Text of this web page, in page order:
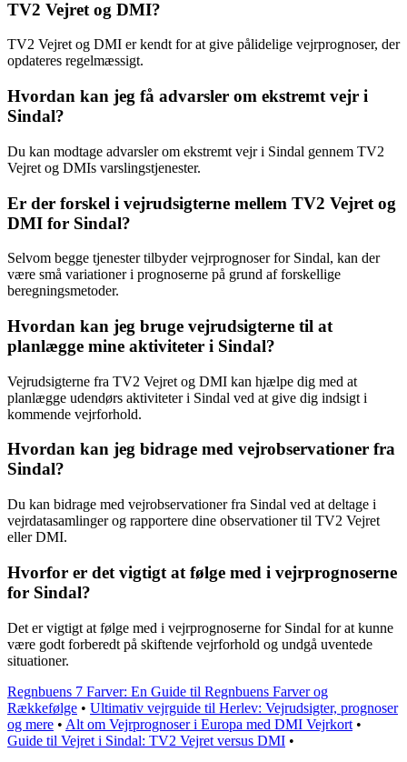
TV2 Vejret og DMI?
TV2 Vejret og DMI er kendt for at give pålidelige vejrprognoser, der
opdateres regelmæssigt.
Hvordan kan jeg få advarsler om ekstremt vejr i
Sindal?
Du kan modtage advarsler om ekstremt vejr i Sindal gennem TV2
Vejret og DMIs varslingstjenester.
Er der forskel i vejrudsigterne mellem TV2 Vejret og
DMI for Sindal?
Selvom begge tjenester tilbyder vejrprognoser for Sindal, kan der
være små variationer i prognoserne på grund af forskellige
beregningsmetoder.
Hvordan kan jeg bruge vejrudsigterne til at
planlægge mine aktiviteter i Sindal?
Vejrudsigterne fra TV2 Vejret og DMI kan hjælpe dig med at
planlægge udendørs aktiviteter i Sindal ved at give dig indsigt i
kommende vejrforhold.
Hvordan kan jeg bidrage med vejrobservationer fra
Sindal?
Du kan bidrage med vejrobservationer fra Sindal ved at deltage i
vejrdatasamlinger og rapportere dine observationer til TV2 Vejret
eller DMI.
Hvorfor er det vigtigt at følge med i vejrprognoserne
for Sindal?
Det er vigtigt at følge med i vejrprognoserne for Sindal for at kunne
være godt forberedt på skiftende vejrforhold og undgå uventede
situationer.
Regnbuens 7 Farver: En Guide til Regnbuens Farver og
Rækkefølge • Ultimativ vejrguide til Herlev: Vejrudsigter, prognoser
og mere • Alt om Vejrprognoser i Europa med DMI Vejrkort •
Guide til Vejret i Sindal: TV2 Vejret versus DMI •